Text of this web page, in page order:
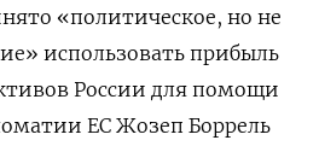
«политическое, но не
использовать прибыль
России для помощи
ЕС Жозеп Боррель